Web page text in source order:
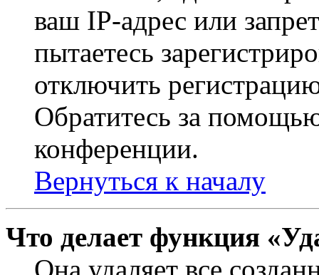
ваш IP-адрес или
пытаетесь
отключить
Обратитесь за
конференции.
Вернуться к началу
Что делает функция
Она удаляет все